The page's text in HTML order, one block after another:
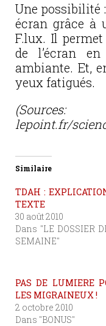
Une possibilité
écran grâce à
F.lux. Il
de l’écran
ambiante. Et,
yeux fatigués.
(Sources:
lepoint.fr/
Similaire
TDAH :
TEXTE
30 août 2010
Dans "LE DOSSIER
SEMAINE"
PAS DE LUMIERE
LES MIGRAINEUX !
2 octobre 2010
Dans "BONUS"